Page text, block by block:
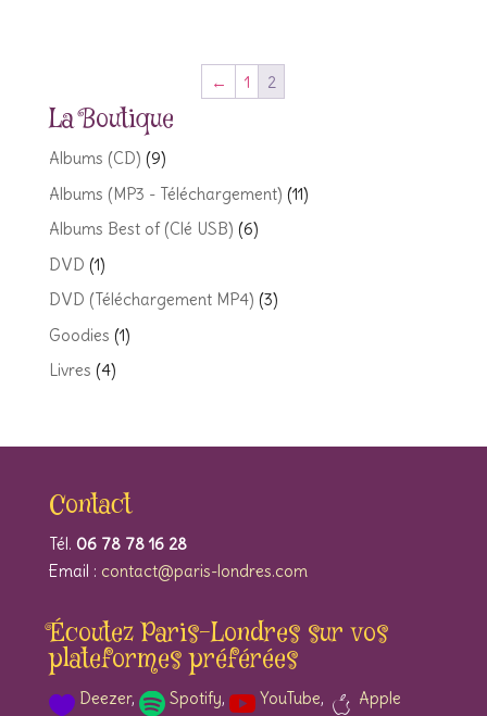
← 1 2
La Boutique
Albums (CD) (9)
Albums (MP3 - Téléchargement) (11)
Albums Best of (Clé USB) (6)
DVD (1)
DVD (Téléchargement MP4) (3)
Goodies (1)
Livres (4)
Contact
Tél. 06 78 78 16 28
Email : contact@paris-londres.com
Écoutez Paris-Londres sur vos
plateformes préférées
Deezer, Spotify, YouTube,
Apple